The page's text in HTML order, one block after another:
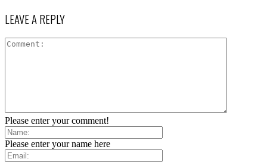
LEAVE A REPLY
Please enter your comment!
Please enter your name here